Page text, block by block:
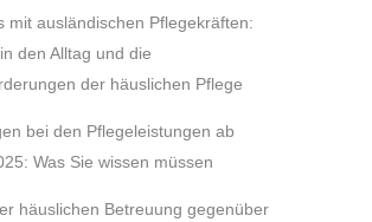
mit ausländischen Pflegekräften:
den Alltag und die
der häuslichen Pflege
bei den Pflegeleistungen ab
Was Sie wissen müssen
häuslichen Betreuung gegenüber